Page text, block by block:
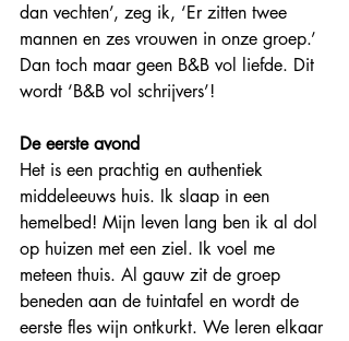
dan vechten’, zeg ik, ‘Er zitten twee
mannen en zes vrouwen in onze groep.’
Dan toch maar geen B&B vol liefde. Dit
wordt ‘B&B vol schrijvers’!
De eerste avond
Het is een prachtig en authentiek
middeleeuws huis. Ik slaap in een
hemelbed! Mijn leven lang ben ik al dol
op huizen met een ziel. Ik voel me
meteen thuis. Al gauw zit de groep
beneden aan de tuintafel en wordt de
eerste fles wijn ontkurkt. We leren elkaar